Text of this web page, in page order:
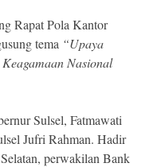
Rapat Pola Kantor
tema “Upaya
Nasional
Sulsel, Fatmawati
Jufri Rahman. Hadir
perwakilan Bank